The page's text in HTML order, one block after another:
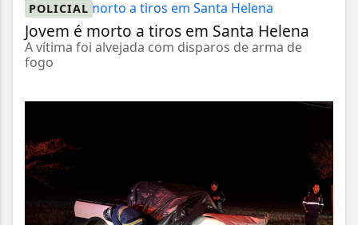
POLICIAL
Jovem é morto a tiros em Santa Helena
A vítima foi alvejada com disparos de arma de
fogo